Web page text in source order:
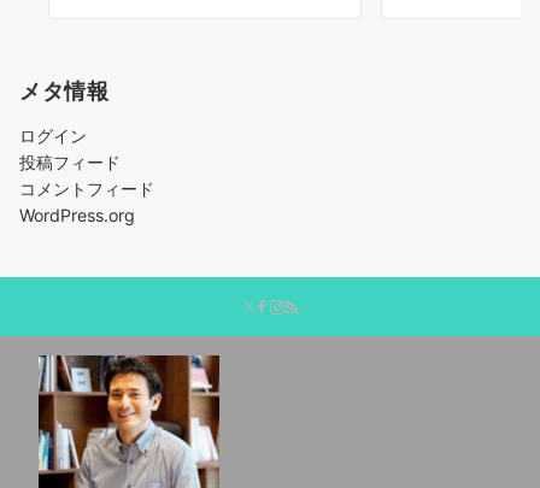
メタ情報
ログイン
投稿フィード
コメントフィード
WordPress.org